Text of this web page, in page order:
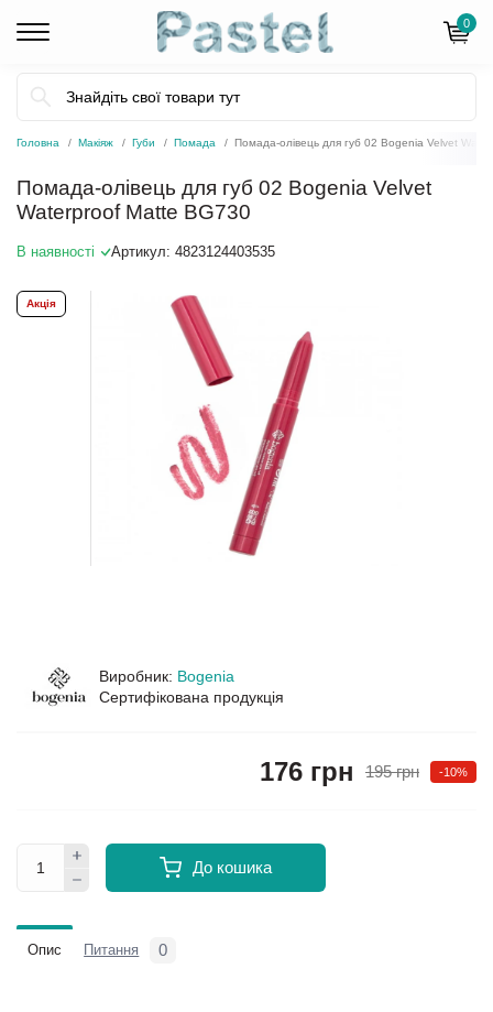
0
Головна Макіяж Губи Помада Помада-олівець для губ 02 Bogenia Velvet
Помада-олівець для губ 02 Bogenia Velvet
Waterproof Matte BG730
В наявності Артикул: 4823124403535
Акція
Виробник: Bogenia
Сертифікована продукція
195 грн -10%
176 грн
До кошика
Опис Питання 0